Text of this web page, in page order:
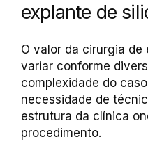
explante de
O valor da cirurgia de
variar conforme
complexidade do
necessidade de
estrutura da clínica
procedimento.